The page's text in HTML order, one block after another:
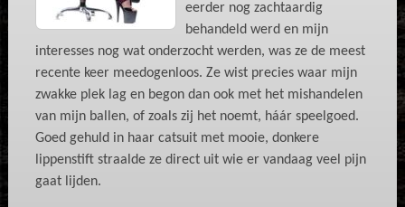
eerder nog zachtaardig
behandeld werd en mijn
interesses nog wat onderzocht werden, was ze de meest
recente keer meedogenloos. Ze wist precies waar mijn
zwakke plek lag en begon dan ook met het mishandelen
van mijn ballen, of zoals zij het noemt, háár speelgoed.
Goed gehuld in haar catsuit met mooie, donkere
lippenstift straalde ze direct uit wie er vandaag veel pijn
gaat lijden.